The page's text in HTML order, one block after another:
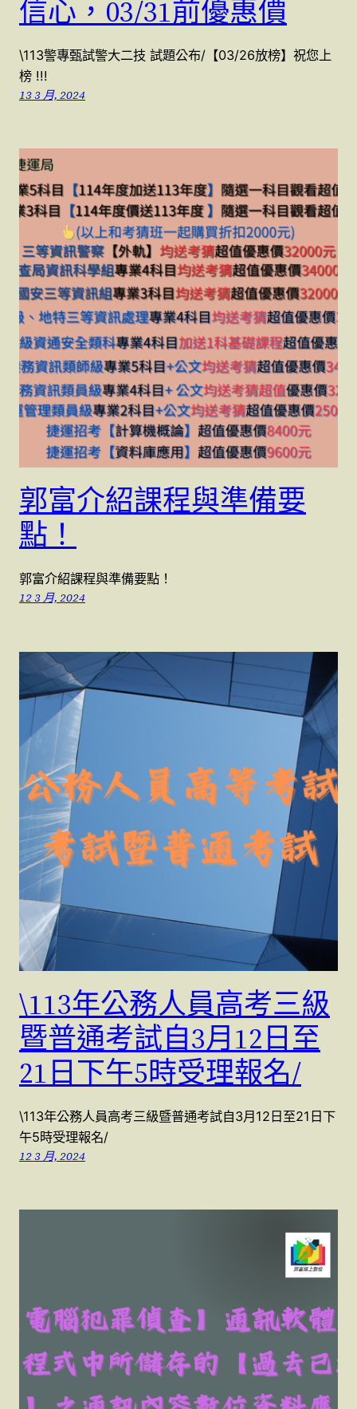
信心，03/31前優惠價
\113警專甄試警大二技 試題公布/【03/26放榜】祝您上
榜 !!!
13 3 月, 2024
郭富介紹課程與準備要
點！
郭富介紹課程與準備要點！
12 3 月, 2024
\113年公務人員高考三級
暨普通考試自3月12日至
21日下午5時受理報名/
\113年公務人員高考三級暨普通考試自3月12日至21日下
午5時受理報名/
12 3 月, 2024